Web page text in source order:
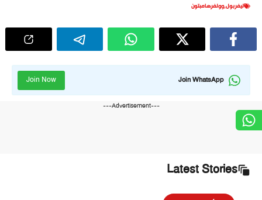
ليفربول,وولفرهامبتون
Join WhatsApp
Join Now
---Advertisement---
Latest Stories